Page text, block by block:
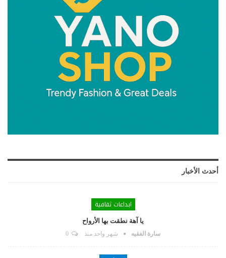
أحدث الأخبار
ابداعات ثقافية
يا آهة نطقت بها الأرواح
سارة الفقيه شهر واحد منذ